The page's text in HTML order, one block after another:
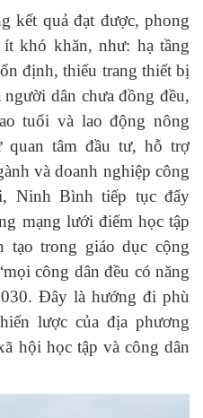
kết quả đạt được, phong
khó khăn, như: hạ tầng
định, thiếu trang thiết bị
dân chưa đồng đều,
tuổi và lao động nông
tâm đầu tư, hỗ trợ
và doanh nghiệp công
Ninh Bình tiếp tục đẩy
mạng lưới điểm học tập
tạo trong giáo dục cộng
công dân đều có năng
Đây là hướng đi phù
lược của địa phương
hội học tập và công dân